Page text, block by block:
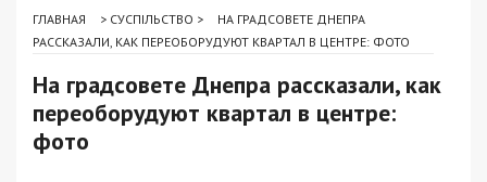
ГЛАВНАЯ > СУСПІЛЬСТВО >
НА ГРАДСОВЕТЕ ДНЕПРА
РАССКАЗАЛИ, КАК ПЕРЕОБОРУДУЮТ КВАРТАЛ В ЦЕНТРЕ: ФОТО
На градсовете Днепра рассказали, как
переоборудуют квартал в центре:
фото